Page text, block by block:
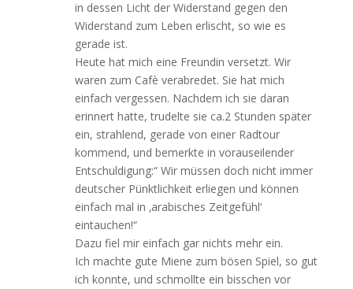
in dessen Licht der Widerstand gegen den
Widerstand zum Leben erlischt, so wie es
gerade ist.
Heute hat mich eine Freundin versetzt. Wir
waren zum Cafè verabredet. Sie hat mich
einfach vergessen. Nachdem ich sie daran
erinnert hatte, trudelte sie ca.2 Stunden später
ein, strahlend, gerade von einer Radtour
kommend, und bemerkte in vorauseilender
Entschuldigung:“ Wir müssen doch nicht immer
deutscher Pünktlichkeit erliegen und können
einfach mal in ‚arabisches Zeitgefühl‘
eintauchen!“
Dazu fiel mir einfach gar nichts mehr ein.
Ich machte gute Miene zum bösen Spiel, so gut
ich konnte, und schmollte ein bisschen vor